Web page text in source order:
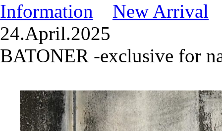
Information
New Arrival
24.April.2025
BATONER -exclusive for